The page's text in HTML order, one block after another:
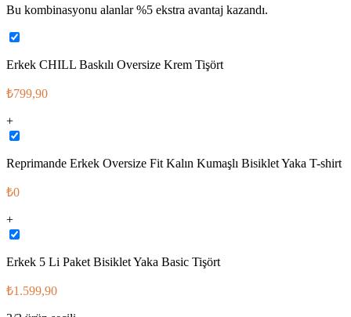
Bu kombinasyonu alanlar %5 ekstra avantaj kazandı.
Erkek CHILL Baskılı Oversize Krem Tişört
₺799,90
+
Reprimande Erkek Oversize Fit Kalın Kumaşlı Bisiklet Yaka T-shirt
₺0
+
Erkek 5 Li Paket Bisiklet Yaka Basic Tişört
₺1.599,90